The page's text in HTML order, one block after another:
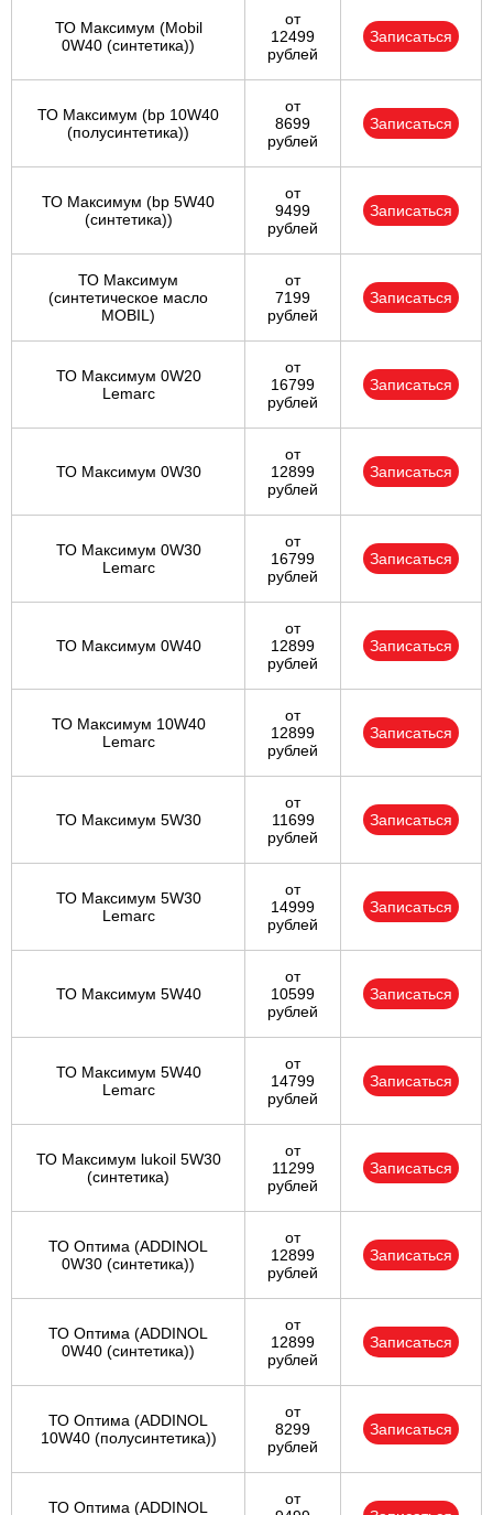
ТО Максимум (Mobil
0W40 (синтетика))
от
12499
рублей
Записаться
ТО Максимум (bp 10W40
(полусинтетика))
от
8699
рублей
Записаться
ТО Максимум (bp 5W40
(синтетика))
от
9499
рублей
Записаться
ТО Максимум
(cинтетическое масло
MOBIL)
от
7199
рублей
Записаться
ТО Максимум 0W20
Lemarc
от
16799
рублей
Записаться
ТО Максимум 0W30
от
12899
рублей
Записаться
ТО Максимум 0W30
Lemarc
от
16799
рублей
Записаться
ТО Максимум 0W40
от
12899
рублей
Записаться
ТО Максимум 10W40
Lemarc
от
12899
рублей
Записаться
ТО Максимум 5W30
от
11699
рублей
Записаться
ТО Максимум 5W30
Lemarc
от
14999
рублей
Записаться
ТО Максимум 5W40
от
10599
рублей
Записаться
ТО Максимум 5W40
Lemarc
от
14799
рублей
Записаться
ТО Максимум lukoil 5W30
(синтетика)
от
11299
рублей
Записаться
ТО Оптима (ADDINOL
0W30 (синтетика))
от
12899
рублей
Записаться
ТО Оптима (ADDINOL
0W40 (синтетика))
от
12899
рублей
Записаться
ТО Оптима (ADDINOL
10W40 (полусинтетика))
от
8299
рублей
Записаться
ТО Оптима (ADDINOL
от